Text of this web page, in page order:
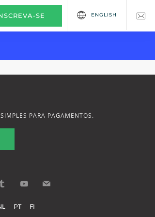
SE ENGLISH
PARA PAGAMENTOS.
PT FI